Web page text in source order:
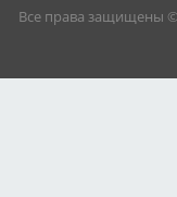
Все права защищены